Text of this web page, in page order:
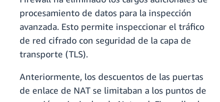
procesamiento de datos para la inspección
avanzada. Esto permite inspeccionar el tráfico
de red cifrado con seguridad de la capa de
transporte (TLS).
Anteriormente, los descuentos de las puertas
de enlace de NAT se limitaban a los puntos de